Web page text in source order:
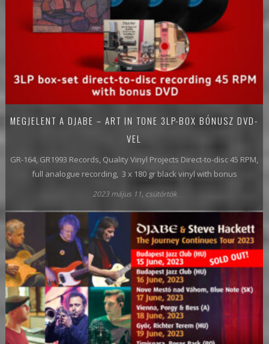
MEGJELENT A DJABE – ART IN TONE 3LP-BOX BÓNUSZ DVD-
VEL
GR-164, GR1993 Records, Quality Vinyl Projects Direct-to-disc 45 RPM,
full analogue recording, 3 x 180 gr black vinyl with bonus
2023 május 11, csütörtök